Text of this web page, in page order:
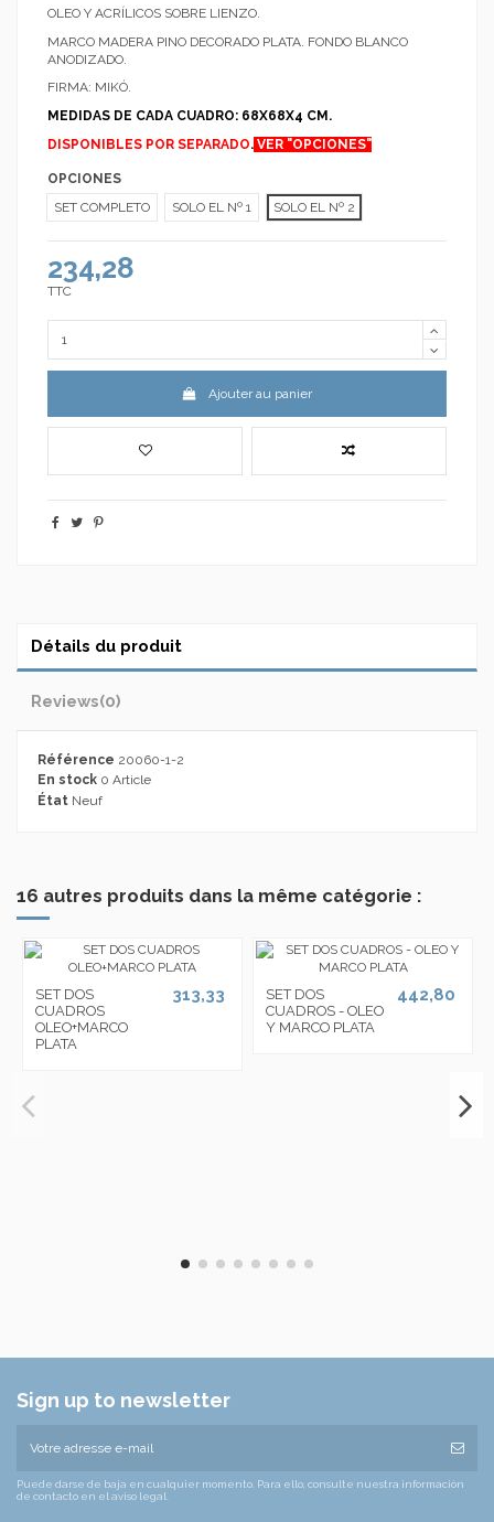
OLEO Y ACRÍLICOS SOBRE LIENZO.
MARCO MADERA PINO DECORADO PLATA. FONDO BLANCO
ANODIZADO.
FIRMA: MIKÓ.
MEDIDAS DE CADA CUADRO: 68X68X4 CM.
DISPONIBLES POR SEPARADO. VER "OPCIONES"
OPCIONES
SET COMPLETO
SOLO EL Nº 1 SOLO EL Nº 2
234,28
TTC
Ajouter au panier
Détails du produit
Reviews(0)
Référence 20060-1-2
En stock 0 Article
État Neuf
16 autres produits dans la même catégorie :
SET DOS
CUADROS
OLEO+MARCO
PLATA
313,33
SET DOS
CUADROS - OLEO
Y MARCO PLATA
442,80
Sign up to newsletter
Puede darse de baja en cualquier momento. Para ello, consulte nuestra información
de contacto en el aviso legal.